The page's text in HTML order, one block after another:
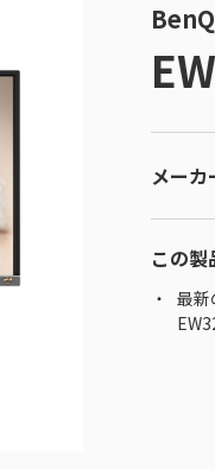
メーカ
この製
最新